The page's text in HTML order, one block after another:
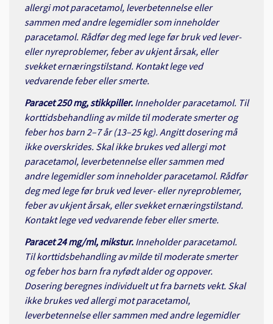
allergi mot paracetamol, leverbetennelse eller
sammen med andre legemidler som inneholder
paracetamol. Rådfør deg med lege før bruk ved lever-
eller nyreproblemer, feber av ukjent årsak, eller
svekket ernæringstilstand. Kontakt lege ved
vedvarende feber eller smerte.
Paracet 250 mg, stikkpiller. Inneholder paracetamol. Til
korttidsbehandling av milde til moderate smerter og
feber hos barn 2–7 år (13–25 kg). Angitt dosering må
ikke overskrides. Skal ikke brukes ved allergi mot
paracetamol, leverbetennelse eller sammen med
andre legemidler som inneholder paracetamol. Rådfør
deg med lege før bruk ved lever- eller nyreproblemer,
feber av ukjent årsak, eller svekket ernæringstilstand.
Kontakt lege ved vedvarende feber eller smerte.
Paracet 24 mg/ml, mikstur. Inneholder paracetamol.
Til korttidsbehandling av milde til moderate smerter
og feber hos barn fra nyfødt alder og oppover.
Dosering beregnes individuelt ut fra barnets vekt. Skal
ikke brukes ved allergi mot paracetamol,
leverbetennelse eller sammen med andre legemidler